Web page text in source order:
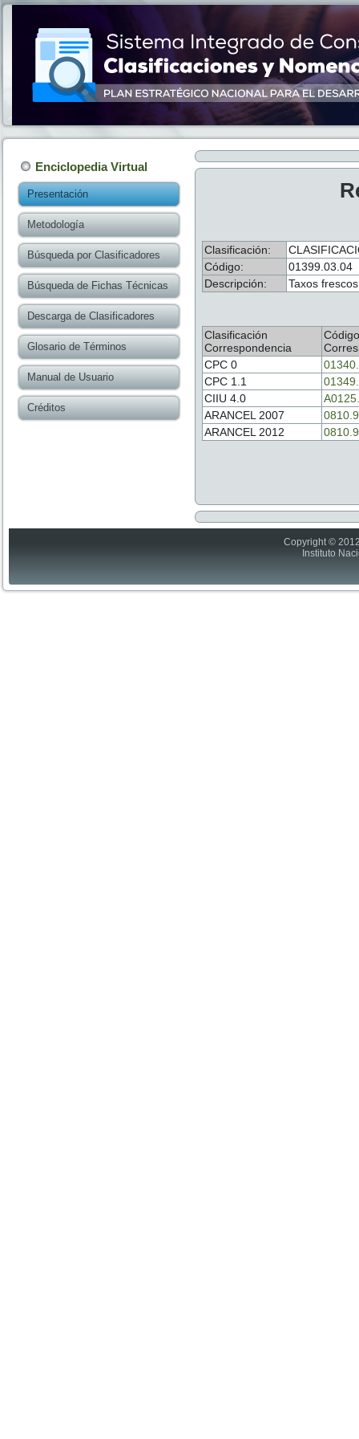
Enciclopedia Virtual
Presentación
Metodología
Búsqueda por Clasificadores
Búsqueda de Fichas Técnicas
Descarga de Clasificadores
Glosario de Términos
Manual de Usuario
Créditos
Clasificación:
Código:
01399.03.04
Descripción:
Taxos
Clasificación
Correspondencia
Código
CPC 0
CPC 1.1
CIIU 4.0
ARANCEL 2007
ARANCEL 2012
Copyright ©
Instituto